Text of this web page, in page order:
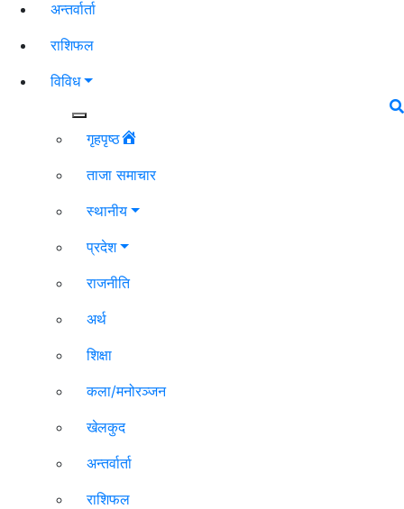
अन्तर्वार्ता
राशिफल
विविध
गृहपृष्ठ
ताजा समाचार
स्थानीय
प्रदेश
राजनीति
अर्थ
शिक्षा
कला/मनोरञ्जन
खेलकुद
अन्तर्वार्ता
राशिफल